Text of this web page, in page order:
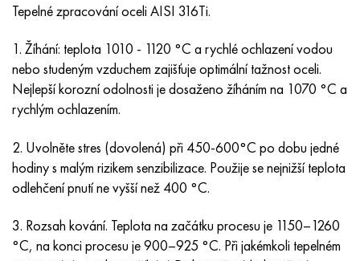
Tepelné zpracování oceli AISI 316Ti.
1. Žíhání: teplota 1010 - 1120 °C a rychlé ochlazení vodou
nebo studeným vzduchem zajišťuje optimální tažnost oceli.
Nejlepší korozní odolnosti je dosaženo žíháním na 1070 °C a
rychlým ochlazením.
2. Uvolněte stres (dovolená) při 450-600°C po dobu jedné
hodiny s malým rizikem senzibilizace. Použije se nejnižší teplota
odlehčení pnutí ne vyšší než 400 °C.
3. Rozsah kování. Teplota na začátku procesu je 1150–1260
°C, na konci procesu je 900–925 °C. Při jakémkoli tepelném